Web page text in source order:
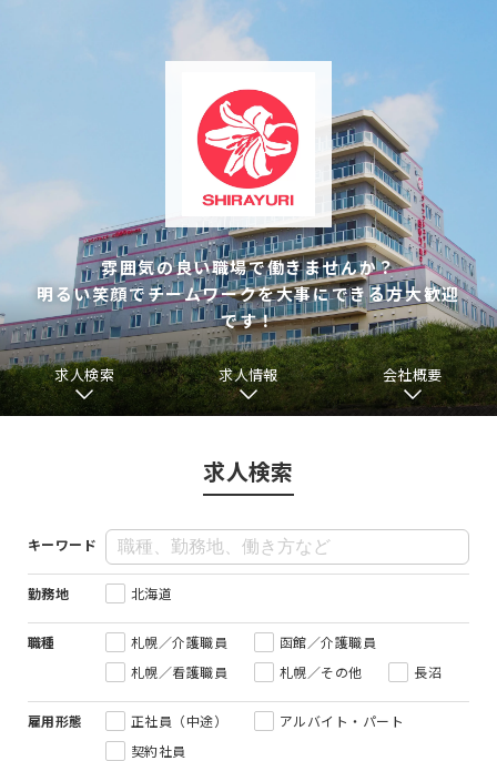
雰囲気の良い職場で働きませんか？
明るい笑顔でチームワークを大事にできる方大歓迎
です！
求人検索 求人情報 会社概要
求人検索
キーワード
勤務地 北海道
職種 札幌／介護職員
函館／介護職員
札幌／看護職員
札幌／その他 長沼
雇用形態 正社員（中途）
アルバイト・パート
契約社員